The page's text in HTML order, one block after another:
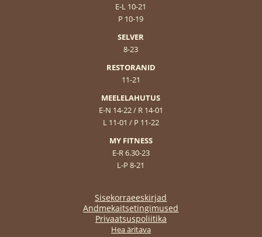
E-L 10-21
P 10-19
SELVER
8-23
RESTORANID
11-21
MEELELAHUTUS
E-N 14-22 / R 14-01
L 11-01 / P 11-22
MY FITNESS
E-R 6.30-23
L-P 8-21
Sisekorraeeskirjad
Andmekaitsetingimused
Privaatsuspoliitika
Hea äritava